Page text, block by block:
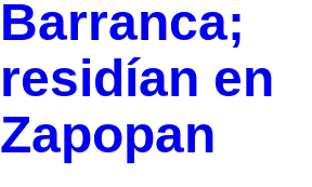
Barranca;
residían en
Zapopan